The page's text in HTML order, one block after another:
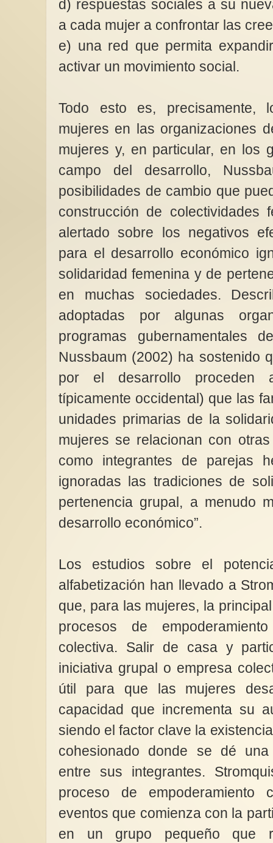
d) respuestas sociales a su
a cada mujer a confrontar las
e) una red que permita
activar un movimiento social.
Todo esto es, precisamente,
mujeres en las organizaciones
mujeres y, en particular, en los
campo del desarrollo,
posibilidades de cambio que
construcción de colectividades
alertado sobre los negativos
para el desarrollo económico
solidaridad femenina y de
en muchas sociedades.
adoptadas por algunas
programas gubernamentales
Nussbaum (2002) ha sostenido
por el desarrollo proceden
típicamente occidental) que las
unidades primarias de la
mujeres se relacionan con
como integrantes de parejas
ignoradas las tradiciones de
pertenencia grupal, a menudo
desarrollo económico”.
Los estudios sobre el
alfabetización han llevado a
que, para las mujeres, la
procesos de
colectiva. Salir de casa y
iniciativa grupal o empresa
útil para que las mujeres
capacidad que incrementa su
siendo el factor clave la
cohesionado donde se dé una
entre sus integrantes.
proceso de empoderamiento
eventos que comienza con la
en un grupo pequeño que